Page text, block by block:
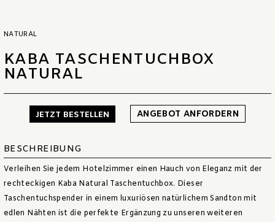
NATURAL
KABA TASCHENTUCHBOX
NATURAL
JETZT BESTELLEN ANGEBOT ANFORDERN
BESCHREIBUNG
Verleihen Sie jedem Hotelzimmer einen Hauch von Eleganz mit der
rechteckigen Kaba Natural Taschentuchbox. Dieser
Taschentuchspender in einem luxuriösen natürlichem Sandton mit
edlen Nähten ist die perfekte Ergänzung zu unseren weiteren